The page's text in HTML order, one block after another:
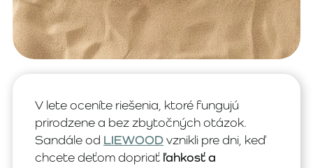
V lete oceníte riešenia, ktoré fungujú
prirodzene a bez zbytočných otázok.
Sandále od LIEWOODvznikli pre dni, keď
chcete deťom dopriať ľahkosť a